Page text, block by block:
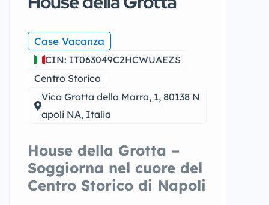
Case Vacanza
CIN: IT063049C2HCWUAEZS
Centro Storico
Vico Grotta della Marra, 1, 80138 N
apoli NA, Italia
House della Grotta –
Soggiorna nel cuore del
Centro Storico di Napoli